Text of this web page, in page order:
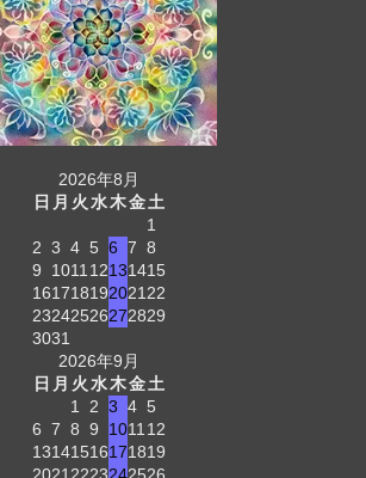
2026年8月
日 月 火水木金土
1
2 3 4 5 6 7 8
9
1011 12131415
161718192021 22
23242526272829
3031
2026年9月
日 月 火水木金土
1
2 3 4 5
6 7 8 9 1011 12
13141516171819